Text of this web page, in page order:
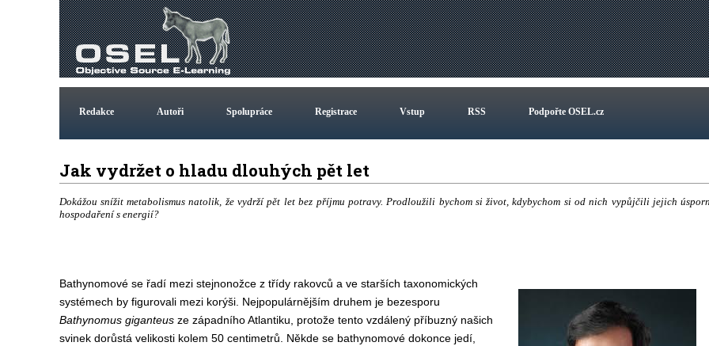
Redakce Autoři Spolupráce Registrace Vstup RSS Podpořte OSEL.cz
Jak vydržet o hladu dlouhých pět let
Dokážou snížit metabolismus natolik, že vydrží pět let bez příjmu potravy. Prodloužili bychom si život, kdybychom si od nich vypůjčili jejich
hospodaření s energií?
Bathynomové se řadí mezi stejnonožce z třídy rakovců a ve starších taxonomických
systémech by figurovali mezi korýši. Nejpopulárnějším druhem je bezesporu
Bathynomus giganteus ze západního Atlantiku, protože tento vzdálený příbuzný našich
svinek dorůstá velikosti kolem 50 centimetrů. Někde se bathynomové dokonce jedí,